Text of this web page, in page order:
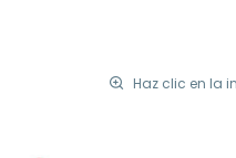
Haz clic en la